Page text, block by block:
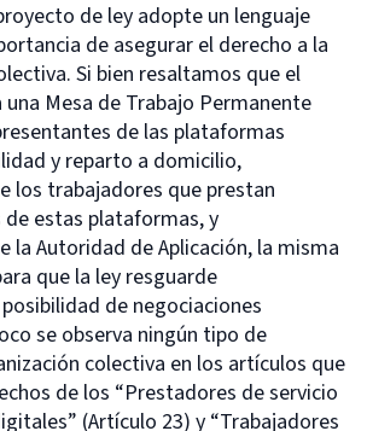
de ley adopte un lenguaje
de asegurar el derecho a la
Si bien resaltamos que el
Mesa de Trabajo Permanente
de las plataformas
y reparto a domicilio,
los trabajadores que prestan
estas plataformas, y
la Autoridad de Aplicación, la misma
que la ley resguarde
de negociaciones
se observa ningún tipo de
colectiva en los artículos que
de los “Prestadores de servicio
(Artículo 23) y “Trabajadores